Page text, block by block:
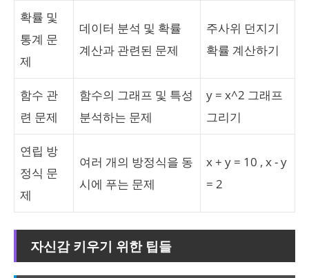
확률 및
통계 문
제
데이터 분석 및 확률
계산과 관련된 문제
주사위 던지기
확률 계산하기
함수 관
련 문제
함수의 그래프 및 특성
분석하는 문제
y = x^2 그래프
그리기
연립 방
정식 문
제
여러 개의 방정식을 동
시에 푸는 문제
x + y = 10 , x - y
= 2
자신감 키우기 위한 팁들